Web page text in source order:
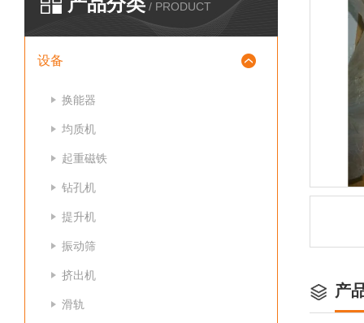
/ PRODUCT
设备
换能器
均质机
起重磁铁
钻孔机
提升机
振动筛
挤出机
滑轨
产